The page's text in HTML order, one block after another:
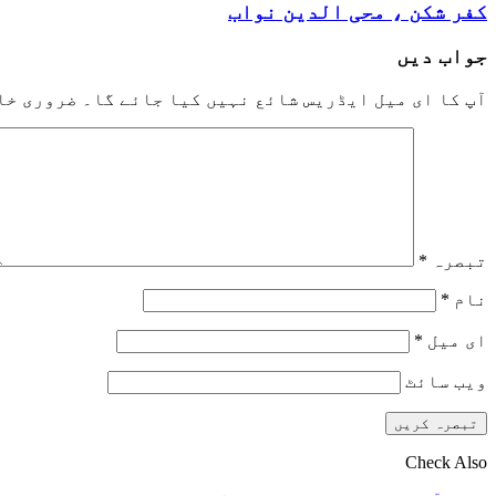
کفر شکن ، محی الدین نواب
جواب دیں
آپ کا ای میل ایڈریس شائع نہیں کیا جائے گا۔ ضروری
تبصرہ *
نام *
ای میل *
ویب‌ سائٹ
Check Also